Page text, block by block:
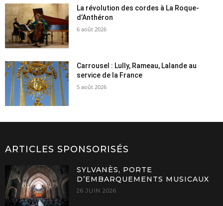
La révolution des cordes à La Roque-
d’Anthéron
6 août 2026
Carrousel : Lully, Rameau, Lalande au
service de la France
5 août 2026
ARTICLES SPONSORISÉS
SYLVANÈS, PORTE
D’EMBARQUEMENTS MUSICAUX
26 JUIN 2026